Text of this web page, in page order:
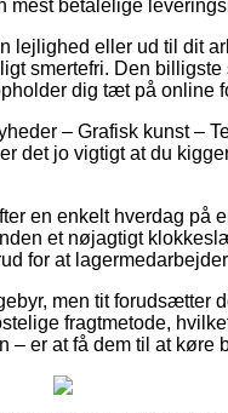
mest betalelige
lejlighed eller ud til dit
smertefri. Den
dig tæt på online
– Grafisk kunst –
det jo vigtigt at du
en enkelt hverdag på
et nøjagtigt
for at
men tit forudsætter
fragtmetode,
er at få dem til at køre